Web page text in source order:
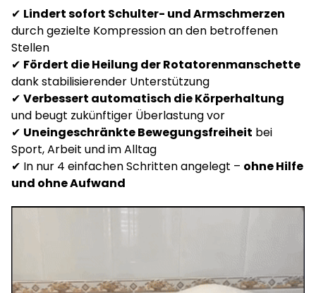
✔ Lindert sofort Schulter- und Armschmerzen
durch gezielte Kompression an den betroffenen
Stellen
✔ Fördert die Heilung der Rotatorenmanschette
dank stabilisierender Unterstützung
✔ Verbessert automatisch die Körperhaltung
und beugt zukünftiger Überlastung vor
✔ Uneingeschränkte Bewegungsfreiheit bei
Sport, Arbeit und im Alltag
✔ In nur 4 einfachen Schritten angelegt – ohne Hilfe
und ohne Aufwand